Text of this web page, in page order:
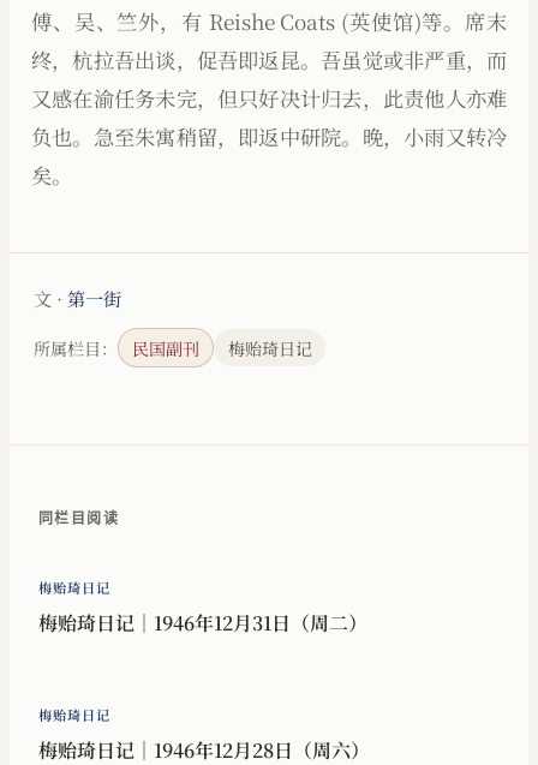
傅、吴、竺外，有 Reishe Coats (英使馆)等。席末
终，杭拉吾出谈，促吾即返昆。吾虽觉或非严重，而
又感在渝任务未完，但只好决计归去，此责他人亦难
负也。急至朱寓稍留，即返中研院。晚，小雨又转冷
矣。
文 · 第一街
所属栏目： 民国副刊 梅贻琦日记
同栏目阅读
梅贻琦日记
梅贻琦日记｜1946年12月31日（周二）
梅贻琦日记
梅贻琦日记｜1946年12月28日（周六）